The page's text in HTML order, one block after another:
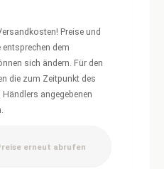
Preise und
dem
sich ändern. Für den
die zum Zeitpunkt des
angegebenen
erneut abrufen